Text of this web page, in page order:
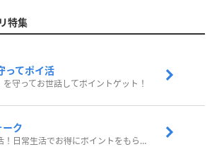
特集
ってポイ活
を守ってお世話してポイントゲット！
ーク
歩いてポイ活！日常生活でお得にポイントをもらおう